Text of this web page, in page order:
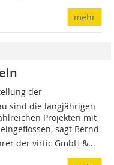
mehr
der
sind die langjährigen
Projekten mit
sagt Bernd
der virtic GmbH &...